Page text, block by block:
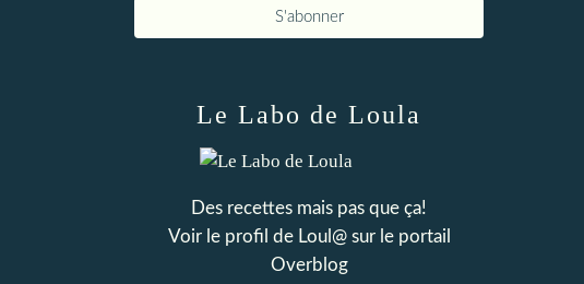
Le Labo de Loula
Des recettes mais pas que ça!
Voir le profil de Loul@sur le portail
Overblog